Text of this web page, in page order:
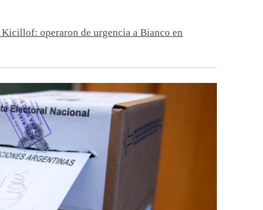
Kicillof: operaron de urgencia a Bianco en